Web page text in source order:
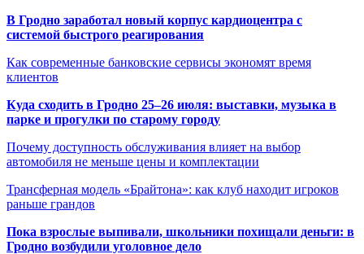
В Гродно заработал новый корпус кардиоцентра с
системой быстрого реагирования
Как современные банковские сервисы экономят время
клиентов
Куда сходить в Гродно 25–26 июля: выставки, музыка в
парке и прогулки по старому городу
Почему доступность обслуживания влияет на выбор
автомобиля не меньше цены и комплектации
Трансферная модель «Брайтона»: как клуб находит игроков
раньше грандов
Пока взрослые выпивали, школьники похищали деньги: в
Гродно возбудили уголовное дело